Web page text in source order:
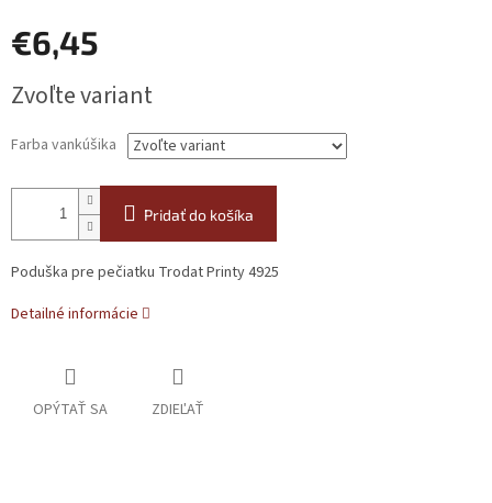
€6,45
cena:
Zvoľte variant
Farba vankúšika
Pridať do košíka
Poduška pre pečiatku Trodat Printy 4925
Detailné informácie
OPÝTAŤ SA ZDIEĽAŤ